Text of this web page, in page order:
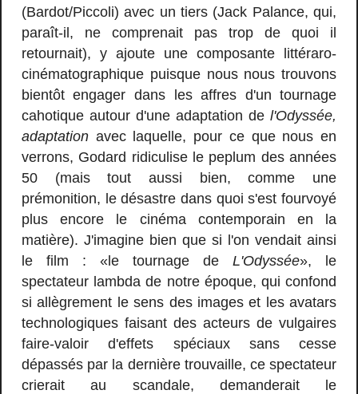
(Bardot/Piccoli) avec un tiers (Jack Palance, qui,
paraît-il, ne comprenait pas trop de quoi il
retournait), y ajoute une composante littéraro-
cinématographique puisque nous nous trouvons
bientôt engager dans les affres d'un tournage
cahotique autour d'une adaptation del'Odyssée,
adaptationavec laquelle, pour ce que nous en
verrons, Godard ridiculise le peplum des années
50 (mais tout aussi bien, comme une
prémonition, le désastre dans quoi s'est fourvoyé
plus encore le cinéma contemporain en la
matière). J'imagine bien que si l'on vendait ainsi
le film : «le tournage deL'Odyssée», le
spectateur lambda de notre époque, qui confond
si allègrement le sens des images et les avatars
technologiques faisant des acteurs de vulgaires
faire-valoir d'effets spéciaux sans cesse
dépassés par la dernière trouvaille, ce spectateur
crierait au scandale, demanderait le